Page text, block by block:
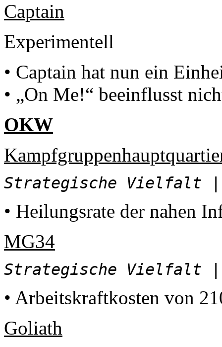
Captain
Experimentell
• Captain hat nun ein
• „On Me!“ beeinflusst
OKW
Strategische Vielfalt
• Heilungsrate der nahen
MG34
Strategische Vielfalt
• Arbeitskraftkosten von
Goliath